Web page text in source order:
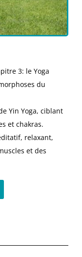
3: le Yoga
du
Yin Yoga, ciblant
et chakras.
relaxant,
et des